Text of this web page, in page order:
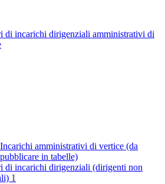
di incarichi dirigenziali amministrativi di
Incarichi amministrativi di vertice (da
pubblicare in tabelle)
di incarichi dirigenziali (dirigenti non
1